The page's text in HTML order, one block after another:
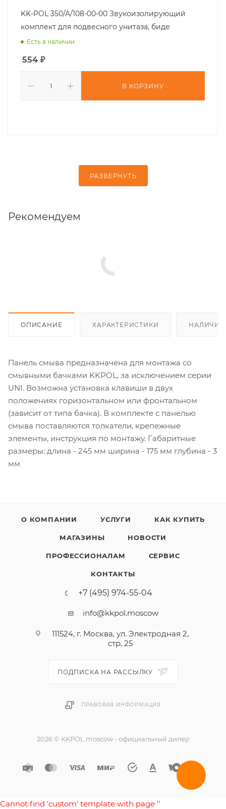
KK-POL 350/A/108-00-00 Звукоизолирующий
комплект для подвесного унитаза, биде
Есть в наличии
554 ₽
В КОРЗИНУ
РАЗВЕРНУТЬ
Рекомендуем
ОПИСАНИЕ ХАРАКТЕРИСТИКИ НАЛИЧИЕ
Панель смыва предназначена для монтажа со
смывными бачками KKPOL, за исключением серии
UNI. Возможна установка клавиши в двух
положениях горизонтальном или фронтальном
(зависит от типа бачка). В комплекте с панелью
смыва поставляются толкатели, крепежные
элементы, инструкция по монтажу. Габаритные
размеры: длина - 245 мм ширина - 175 мм глубина - 3
мм
О КОМПАНИИ УСЛУГИ КАК КУПИТЬ
МАГАЗИНЫ НОВОСТИ
ПРОФЕССИОНАЛАМ СЕРВИС
КОНТАКТЫ
+7 (495) 974-55-04
info@kkpol.moscow
111524, г. Москва, ул. Электродная 2,
стр, 25
ПОДПИСКА НА РАССЫЛКУ
ПРАВОВАЯ ИНФОРМАЦИЯ
2026 © KKPOL.moscow - официальный дилер
Cannot find 'custom' template with page ''